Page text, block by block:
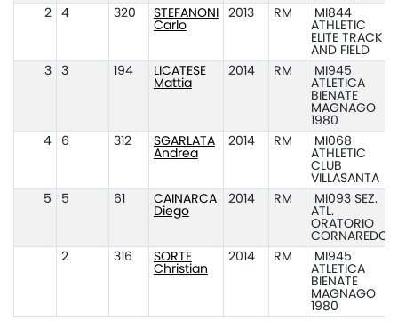
2
4 320
STEFANONI
Carlo
2013 RM
MI844
ATHLETIC
ELITE TRACK
AND FIELD
3
3 194
LICATESE
Mattia
2014 RM
MI945
ATLETICA
BIENATE
MAGNAGO
1980
4
6 312
SGARLATA
Andrea
2014 RM
MI068
ATHLETIC
CLUB
VILLASANTA
5
5 61
CAINARCA
Diego
2014 RM
MI093 SEZ.
ATL.
ORATORIO
CORNAREDO
2
316
SORTE
Christian
2014 RM
MI945
ATLETICA
BIENATE
MAGNAGO
1980